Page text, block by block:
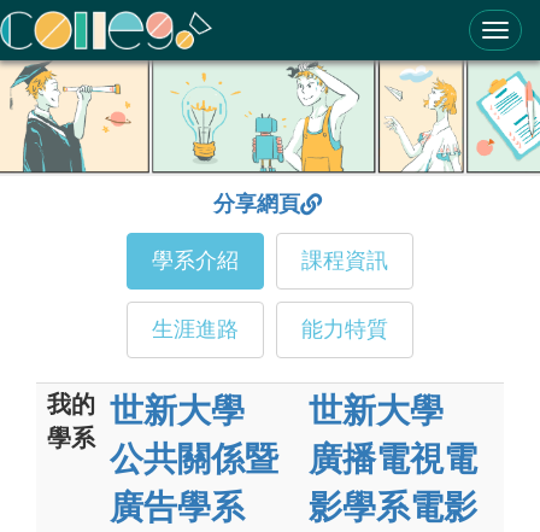
ColleGo! 大學選才與高中育才輔助系統
分享網頁
學系介紹 課程資訊
生涯進路 能力特質
我的
學系
世新大學
公共關係暨
廣告學系
世新大學
廣播電視電
影學系電影